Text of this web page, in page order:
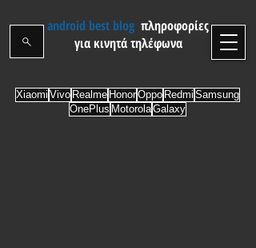
android best blog πληροφορίες
για κινητά τηλέφωνα
Xiaomi Vivo Realme HonorOppo Redmi Samsung
OnePlus MotorolaGalaxy